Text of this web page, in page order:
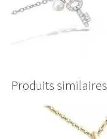
Produits similaires